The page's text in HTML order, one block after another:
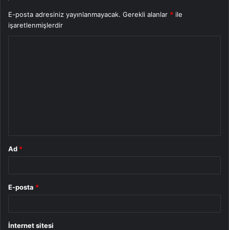
E-posta adresiniz yayınlanmayacak. Gerekli alanlar * ile
işaretlenmişlerdir
Ad *
E-posta *
İnternet sitesi